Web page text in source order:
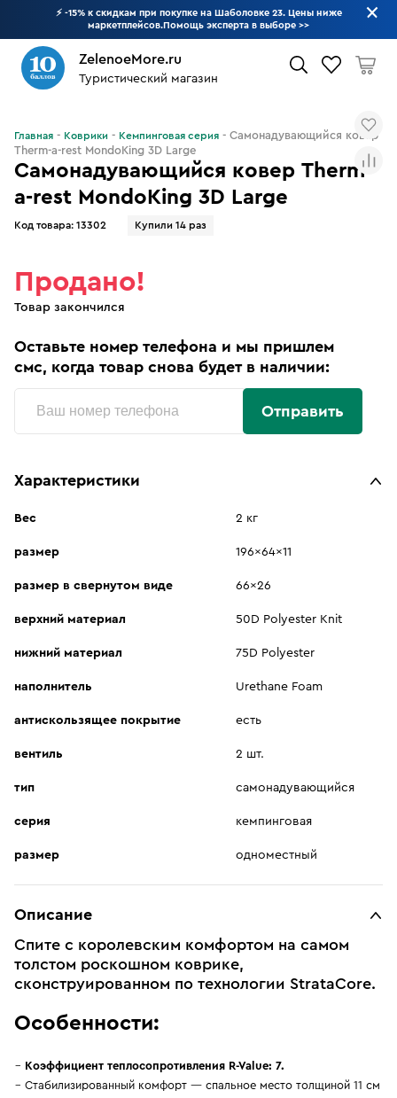
⚡ -15% к скидкам при покупке на Шаболовке 23. Цены ниже
маркетплейсов.Помощь эксперта в выборе >>
ZelenoeMore.ru
Туристический магазин
Самонадувающийся ковер Therm-
a-rest MondoKing 3D Large
Код товара: 13302 Купили 14 раз
Главная Коврики Кемпинговая серия
Самонадувающийся ковер
Therm-a-rest MondoKing 3D Large
Продано!
Товар закончился
Оставьте номер телефона и мы пришлем
смс, когда товар снова будет в наличии:
Отправить
Характеристики
Вес 2 кг
размер 196x64x11
размер в свернутом виде 66x26
верхний материал 50D Polyester Knit
нижний материал 75D Polyester
наполнитель Urethane Foam
антискользящее покрытие есть
вентиль 2 шт.
тип самонадувающийся
серия кемпинговая
размер одноместный
Описание
Спите с королевским комфортом на самом
толстом роскошном коврике,
сконструированном по технологии StrataCore.
Особенности:
Коэффициент теплосопротивления R-Value: 7.
Стабилизированный комфорт — спальное место толщиной 11 см